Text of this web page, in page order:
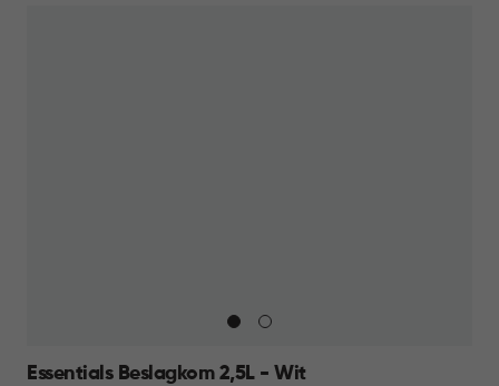
Essentials Beslagkom 2,5L - Wit